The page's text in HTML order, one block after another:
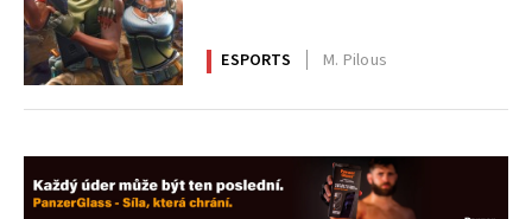
ESPORTS M. Pilous